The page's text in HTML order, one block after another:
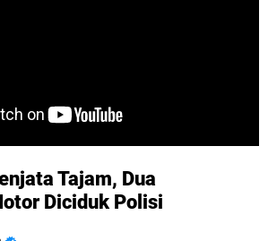
Tajam, Dua
Diciduk Polisi